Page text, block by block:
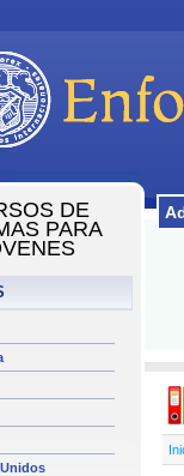
DE
PARA